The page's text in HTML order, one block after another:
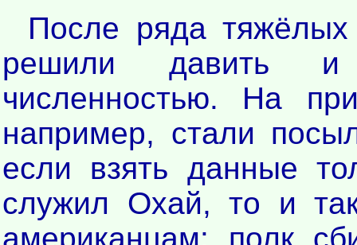
После ряда
решили давить и
численностью. На
например, стали
если взять данные
служил Охай, то и